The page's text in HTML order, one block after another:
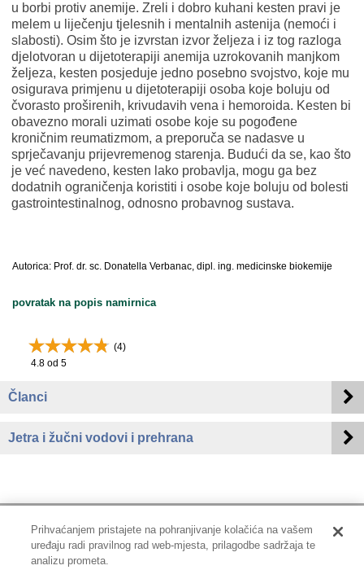
u borbi protiv anemije. Zreli i dobro kuhani kesten pravi je
melem u liječenju tjelesnih i mentalnih astenija (nemoći i
slabosti). Osim što je izvrstan izvor željeza i iz tog razloga
djelotvoran u dijetoterapiji anemija uzrokovanih manjkom
željeza, kesten posjeduje jedno posebno svojstvo, koje mu
osigurava primjenu u dijetoterapiji osoba koje boluju od
čvorasto proširenih, krivudavih vena i hemoroida. Kesten bi
obavezno morali uzimati osobe koje su pogođene
kroničnim reumatizmom, a preporuča se nadasve u
sprječavanju prijevremenog starenja. Budući da se, kao što
je već navedeno, kesten lako probavlja, mogu ga bez
dodatnih ograničenja koristiti i osobe koje boluju od bolesti
gastrointestinalnog, odnosno probavnog sustava.
Autorica: Prof. dr. sc. Donatella Verbanac, dipl. ing. medicinske biokemije
povratak na popis namirnica
(4)
4.8 od 5
Članci
Jetra i žučni vodovi i prehrana
Impressum | Pravne informacije
Prihvaćanjem pristajete na pohranjivanje kolačića na vašem
uređaju radi pravilnog rad web-mjesta, prilagodbe sadržaja te
analizu prometa.